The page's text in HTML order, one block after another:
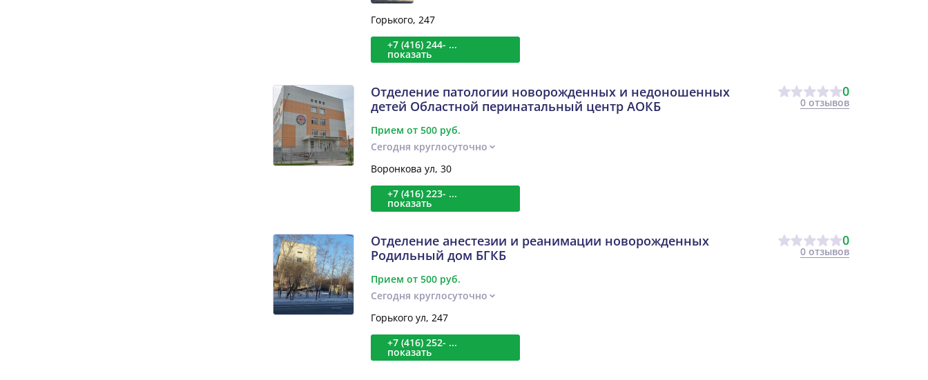
Горького, 247
+7 (416) 244- ...
показать
Отделение патологии новорожденных и недоношенных
детей Областной перинатальный центр АОКБ
0
0 отзывов
Прием от 500 руб.
Сегодня круглосуточно
Воронкова ул, 30
+7 (416) 223- ...
показать
Отделение анестезии и реанимации новорожденных
Родильный дом БГКБ
0
0 отзывов
Прием от 500 руб.
Сегодня круглосуточно
Горького ул, 247
+7 (416) 252- ...
показать